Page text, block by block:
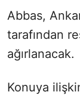
Abbas,
tarafından
ağırlanacak.
Konuya